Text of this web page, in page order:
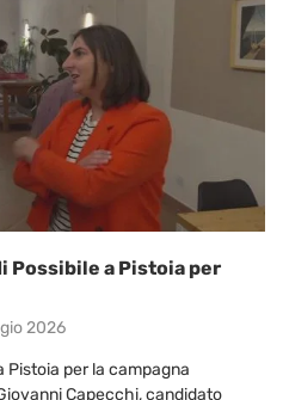
Possibile a Pistoia per
2026
Pistoia per la campagna
Capecchi, candidato